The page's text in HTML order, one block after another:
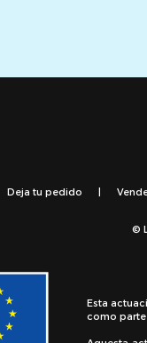
Deja tu pedido |
©
Esta
como parte